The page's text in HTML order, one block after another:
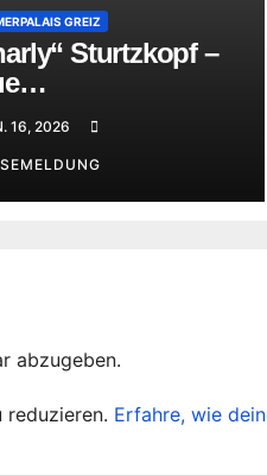
GREIZ
Sturtzkopf –
16, 2026
abzugeben.
reduzieren. Erfahre, wie